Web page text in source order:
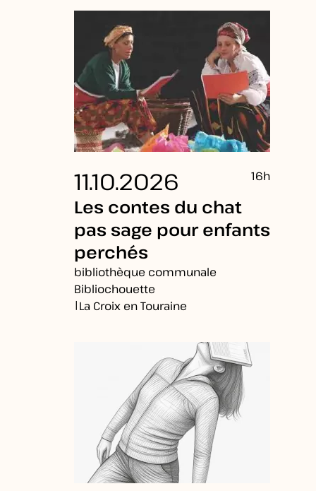
11.10.2026 16h
Les contes du chat
pas sage pour enfants
perchés
bibliothèque communale
Bibliochouette
|La Croix en Touraine